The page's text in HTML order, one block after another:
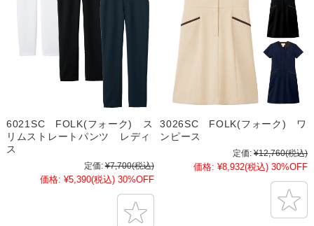
6021SC FOLK(フォーク) ス
リムストレートパンツ レディ
ス
定価: ¥7,700(税込)
価格: ¥5,390(税込) 30%OFF
3026SC FOLK(フォーク) ワ
ンピース
定価: ¥12,760(税込)
価格: ¥8,932(税込) 30%OFF